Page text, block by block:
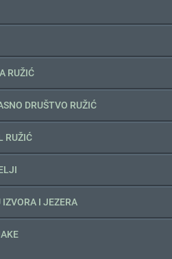
RUŽIĆ
DRUŠTVO RUŽIĆ
RUŽIĆ
IZVORA I JEZERA